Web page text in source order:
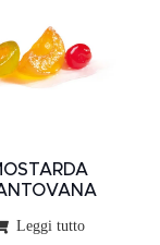
Leggi tutto